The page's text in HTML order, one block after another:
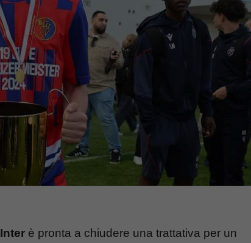
Inter è pronta a chiudere una trattativa per un